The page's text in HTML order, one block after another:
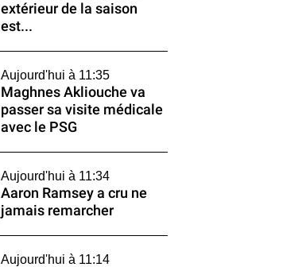
extérieur de la saison
est...
Aujourd'hui à 11:35
Maghnes Akliouche va
passer sa visite médicale
avec le PSG
Aujourd'hui à 11:34
Aaron Ramsey a cru ne
jamais remarcher
Aujourd'hui à 11:14